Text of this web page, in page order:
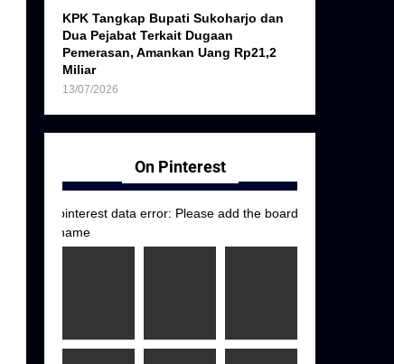
KPK Tangkap Bupati Sukoharjo dan
Dua Pejabat Terkait Dugaan
Pemerasan, Amankan Uang Rp21,2
Miliar
13/07/2026
On Pinterest
pinterest data error: Please add the board
name